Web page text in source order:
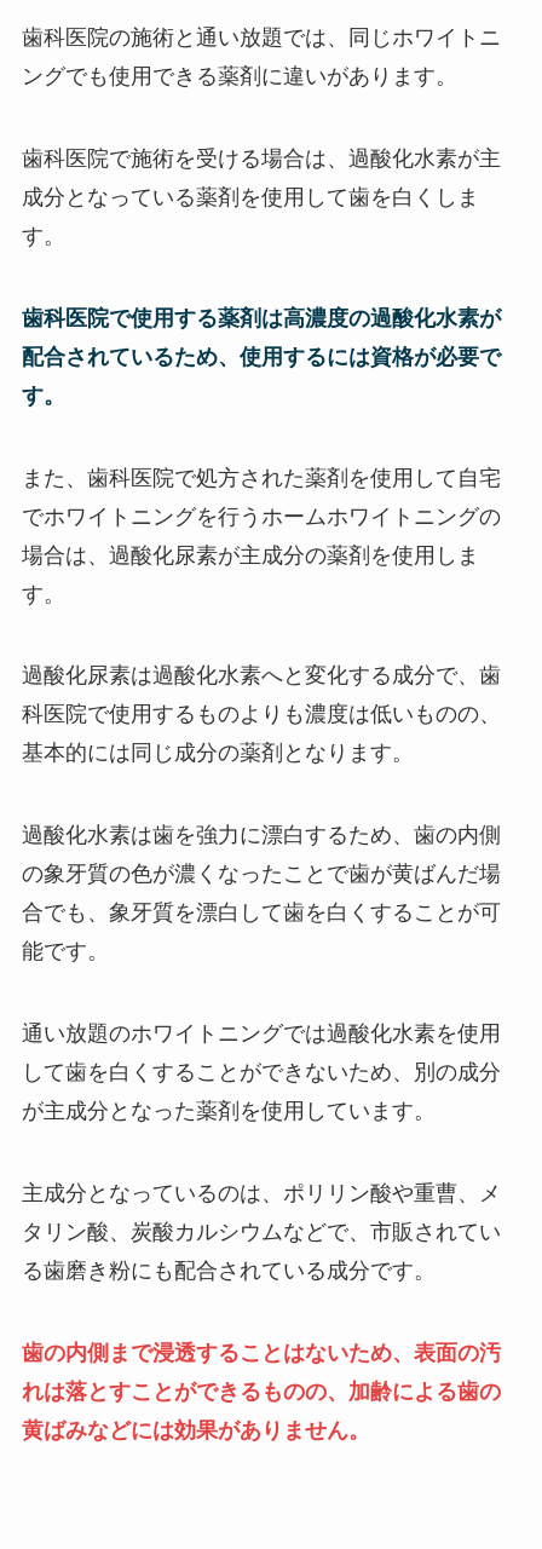
歯科医院の施術と通い放題では、同じホワイトニ
ングでも使用できる薬剤に違いがあります。
歯科医院で施術を受ける場合は、過酸化水素が主
成分となっている薬剤を使用して歯を白くしま
す。
歯科医院で使用する薬剤は高濃度の過酸化水素が
配合されているため、使用するには資格が必要で
す。
また、歯科医院で処方された薬剤を使用して自宅
でホワイトニングを行うホームホワイトニングの
場合は、過酸化尿素が主成分の薬剤を使用しま
す。
過酸化尿素は過酸化水素へと変化する成分で、歯
科医院で使用するものよりも濃度は低いものの、
基本的には同じ成分の薬剤となります。
過酸化水素は歯を強力に漂白するため、歯の内側
の象牙質の色が濃くなったことで歯が黄ばんだ場
合でも、象牙質を漂白して歯を白くすることが可
能です。
通い放題のホワイトニングでは過酸化水素を使用
して歯を白くすることができないため、別の成分
が主成分となった薬剤を使用しています。
主成分となっているのは、ポリリン酸や重曹、メ
タリン酸、炭酸カルシウムなどで、市販されてい
る歯磨き粉にも配合されている成分です。
歯の内側まで浸透することはないため、表面の汚
れは落とすことができるものの、加齢による歯の
黄ばみなどには効果がありません。